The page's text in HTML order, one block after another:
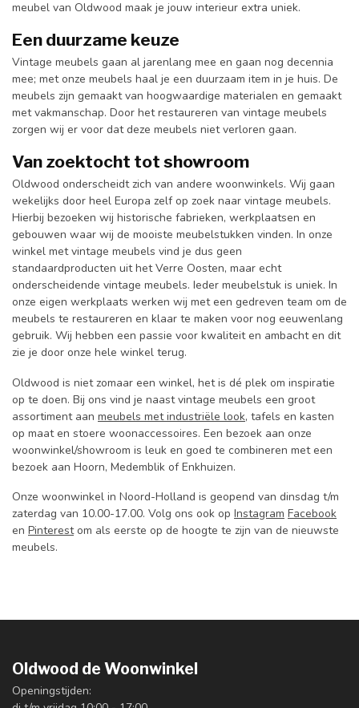
meubel van Oldwood maak je jouw interieur extra uniek.
Een duurzame keuze
Vintage meubels gaan al jarenlang mee en gaan nog decennia
mee; met onze meubels haal je een duurzaam item in je huis. De
meubels zijn gemaakt van hoogwaardige materialen en gemaakt
met vakmanschap. Door het restaureren van vintage meubels
zorgen wij er voor dat deze meubels niet verloren gaan.
Van zoektocht tot showroom
Oldwood onderscheidt zich van andere woonwinkels. Wij gaan
wekelijks door heel Europa zelf op zoek naar vintage meubels.
Hierbij bezoeken wij historische fabrieken, werkplaatsen en
gebouwen waar wij de mooiste meubelstukken vinden. In onze
winkel met vintage meubels vind je dus geen
standaardproducten uit het Verre Oosten, maar echt
onderscheidende vintage meubels. Ieder meubelstuk is uniek. In
onze eigen werkplaats werken wij met een gedreven team om de
meubels te restaureren en klaar te maken voor nog eeuwenlang
gebruik. Wij hebben een passie voor kwaliteit en ambacht en dit
zie je door onze hele winkel terug.
Oldwood is niet zomaar een winkel, het is dé plek om inspiratie
op te doen. Bij ons vind je naast vintage meubels een groot
assortiment aan meubels met industriële look, tafels en kasten
op maat en stoere woonaccessoires. Een bezoek aan onze
woonwinkel/showroom is leuk en goed te combineren met een
bezoek aan Hoorn, Medemblik of Enkhuizen.
Onze woonwinkel in Noord-Holland is geopend van dinsdag t/m
zaterdag van 10.00-17.00. Volg ons ook op Instagram Facebook
en Pinterestom als eerste op de hoogte te zijn van de nieuwste
meubels.
Oldwood de Woonwinkel
Openingstijden: